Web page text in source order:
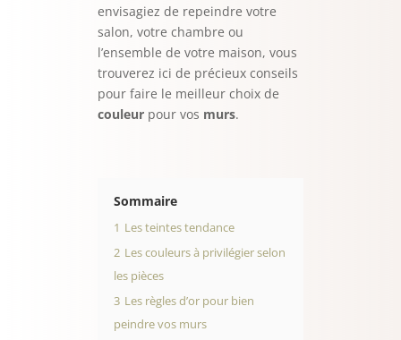
envisagiez de repeindre votre
salon, votre chambre ou
l’ensemble de votre maison, vous
trouverez ici de précieux conseils
pour faire le meilleur choix de
couleurpour vos murs.
Sommaire
1 Les teintes tendance
2 Les couleurs à privilégier selon
les pièces
3 Les règles d’or pour bien
peindre vos murs